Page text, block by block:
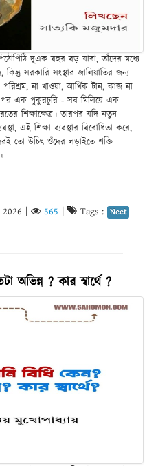
দুএক বছর বড় যারা, তাঁদের মধ্যে
সরকারি সংস্থার জালিয়াতির জন্য
না খাওয়া, আর্থিক টান, কাজ না
পর এক পুকুরচুরি - সব মিলিয়ে এক
শিক্ষাক্ষেত্র। তারপর যদি নতুন
এই শিক্ষা ব্যবস্থার বিরোধিতা করে,
তো উচিৎ ওঁদের লড়াইতে শক্তি
565 Tags : Neet
অভিন্ন ? কার স্বার্থে ?